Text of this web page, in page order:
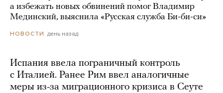
а избежать новых обвинений помог Владимир
Мединский, выяснила «Русская служба Би-би-си»
НОВОСТИ день назад
Испания ввела пограничный контроль
с Италией. Ранее Рим ввел аналогичные
меры из-за миграционного кризиса в Сеуте